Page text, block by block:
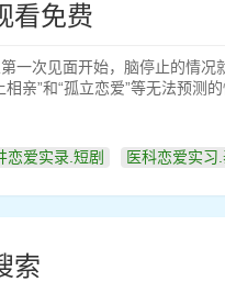
看免费
一次见面开始，脑停止的情
亲”和“孤立恋爱”等无法预测
恋爱实录.短剧 医科恋爱实习.
索